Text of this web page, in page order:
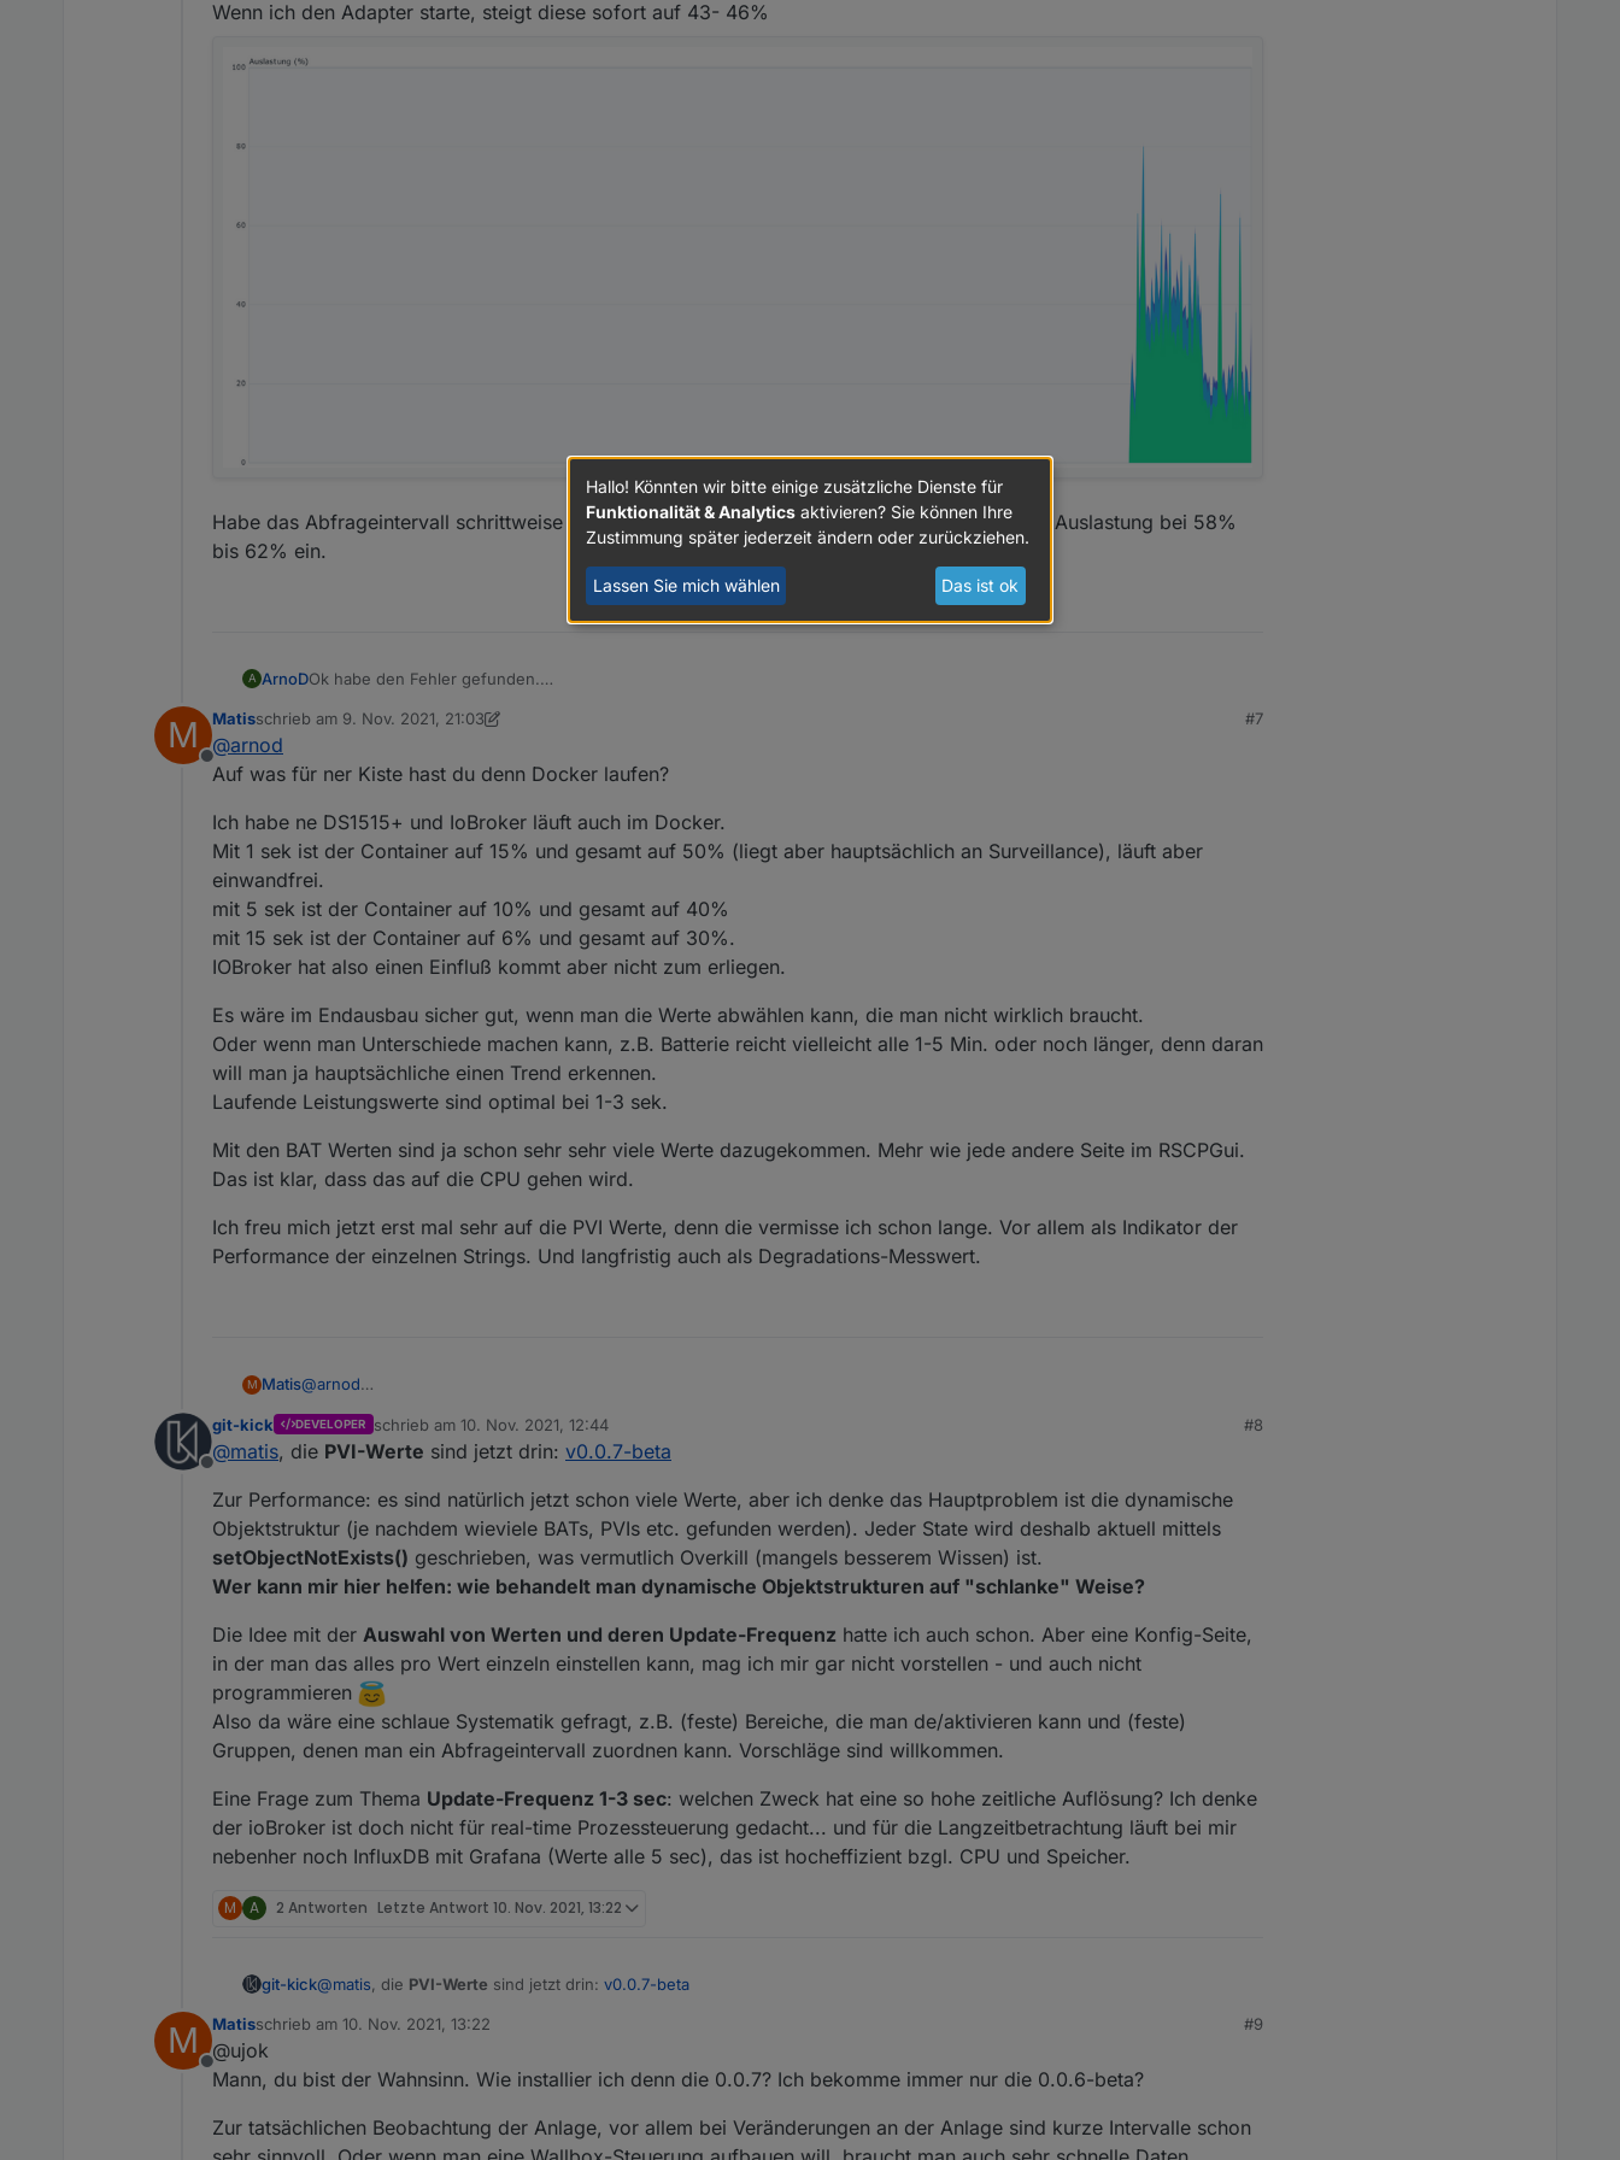
Wenn ich den Adapter starte, steigt diese sofort auf 43- 46%
Habe das Abfrageintervall schrittweise bis auf 2 sek. Reduziert und da pendelt sich die CPU Auslastung bei 58%
bis 62% ein.
A ArnoDOk habe den Fehler gefunden.
komplett einfriert. Habe jetzt 60 sek. Eingestellt und es schein zu laufen.
Nachtrag:
Meine Synology auf der iobroker im Docker Container installiert ist, hat ohne e3dc-rscp Adapter eine CPU Auslastung von
Wenn ich den Adapter starte, steigt diese sofort auf 43- 46%
Habe das Abfrageintervall schrittweise bis auf 2 sek. Reduziert und da pendelt sich die CPU Auslastung bei 58% bis 62%
M
Offline
Matisschrieb am 9. Nov. 2021, 21:03
zuletzt editiert von Matis 11. Sept. 2021, 22:10
#7
@arnod
Auf was für ner Kiste hast du denn Docker laufen?
Ich habe ne DS1515+ und IoBroker läuft auch im Docker.
Mit 1 sek ist der Container auf 15% und gesamt auf 50% (liegt aber hauptsächlich an Surveillance), läuft aber
einwandfrei.
mit 5 sek ist der Container auf 10% und gesamt auf 40%
mit 15 sek ist der Container auf 6% und gesamt auf 30%.
IOBroker hat also einen Einfluß kommt aber nicht zum erliegen.
Es wäre im Endausbau sicher gut, wenn man die Werte abwählen kann, die man nicht wirklich braucht.
Oder wenn man Unterschiede machen kann, z.B. Batterie reicht vielleicht alle 1-5 Min. oder noch länger, denn daran
will man ja hauptsächliche einen Trend erkennen.
Laufende Leistungswerte sind optimal bei 1-3 sek.
Mit den BAT Werten sind ja schon sehr sehr viele Werte dazugekommen. Mehr wie jede andere Seite im RSCPGui.
Das ist klar, dass das auf die CPU gehen wird.
Ich freu mich jetzt erst mal sehr auf die PVI Werte, denn die vermisse ich schon lange. Vor allem als Indikator der
Performance der einzelnen Strings. Und langfristig auch als Degradations-Messwert.
M Matis@arnod
Ich habe ne DS1515+ und IoBroker läuft auch im Docker.
Mit 1 sek ist der Container auf 15% und gesamt auf 50% (liegt aber hauptsächlich an Surveillance), läuft aber einwandfrei.
mit 15 sek ist der Container auf 6% und gesamt auf 30%.
IOBroker hat also einen Einfluß kommt aber nicht zum erliegen.
Oder wenn man Unterschiede machen kann, z.B. Batterie reicht vielleicht alle 1-5 Min. oder noch länger, denn daran will man
ja hauptsächliche einen Trend erkennen.
Laufende Leistungswerte sind optimal bei 1-3 sek.
Mit den BAT Werten sind ja schon sehr sehr viele Werte dazugekommen. Mehr wie jede andere Seite im RSCPGui.
Das ist klar, dass das auf die CPU gehen wird.
Ich freu mich jetzt erst mal sehr auf die PVI Werte, denn die vermisse ich schon lange. Vor allem als Indikator der Performance
der einzelnen Strings. Und langfristig auch als Degradations-Messwert.
Offline
git-kick DEVELOPER schrieb am 10. Nov. 2021, 12:44
zuletzt editiert von
#8
@matis, die PVI-Werte sind jetzt drin: v0.0.7-beta
Zur Performance: es sind natürlich jetzt schon viele Werte, aber ich denke das Hauptproblem ist die dynamische
Objektstruktur (je nachdem wieviele BATs, PVIs etc. gefunden werden). Jeder State wird deshalb aktuell mittels
setObjectNotExists() geschrieben, was vermutlich Overkill (mangels besserem Wissen) ist.
Wer kann mir hier helfen: wie behandelt man dynamische Objektstrukturen auf "schlanke" Weise?
Die Idee mit der Auswahl von Werten und deren Update-Frequenz hatte ich auch schon. Aber eine Konfig-Seite,
in der man das alles pro Wert einzeln einstellen kann, mag ich mir gar nicht vorstellen - und auch nicht
programmieren
Also da wäre eine schlaue Systematik gefragt, z.B. (feste) Bereiche, die man de/aktivieren kann und (feste)
Gruppen, denen man ein Abfrageintervall zuordnen kann. Vorschläge sind willkommen.
Eine Frage zum Thema Update-Frequenz 1-3 sec: welchen Zweck hat eine so hohe zeitliche Auflösung? Ich denke
der ioBroker ist doch nicht für real-time Prozessteuerung gedacht... und für die Langzeitbetrachtung läuft bei mir
nebenher noch InfluxDB mit Grafana (Werte alle 5 sec), das ist hocheffizient bzgl. CPU und Speicher.
M A 2 Antworten Letzte Antwort 10. Nov. 2021, 13:22
git-kick@matis , die PVI-Werte sind jetzt drin: v0.0.7-beta
Zur Performance: es sind natürlich jetzt schon viele Werte, aber ich denke das Hauptproblem ist die dynamische
setObjectNotExists()geschrieben, was vermutlich Overkill (mangels besserem Wissen) ist.
Die Idee mit derAuswahl von Werten und deren Update-Frequenzhatte ich auch schon. Aber eine Konfig-Seite, in der man
Also da wäre eine schlaue Systematik gefragt, z.B. (feste) Bereiche, die man de/aktivieren kann und (feste) Gruppen,
denen man ein Abfrageintervall zuordnen kann. Vorschläge sind willkommen.
Eine Frage zum Thema Update-Frequenz 1-3 sec: welchen Zweck hat eine so hohe zeitliche Auflösung? Ich denke der
ioBroker ist doch nicht für real-time Prozessteuerung gedacht... und für die Langzeitbetrachtung läuft bei mir nebenher
M
Offline
Matisschrieb am 10. Nov. 2021, 13:22
zuletzt editiert von
#9
@ujok
Mann, du bist der Wahnsinn. Wie installier ich denn die 0.0.7? Ich bekomme immer nur die 0.0.6-beta?
Zur tatsächlichen Beobachtung der Anlage, vor allem bei Veränderungen an der Anlage sind kurze Intervalle schon
Hallo! Könnten wir bitte einige zusätzliche Dienste für
Funktionalität & Analytics aktivieren? Sie können Ihre
Zustimmung später jederzeit ändern oder zurückziehen.
Lassen Sie mich wählen Das ist ok